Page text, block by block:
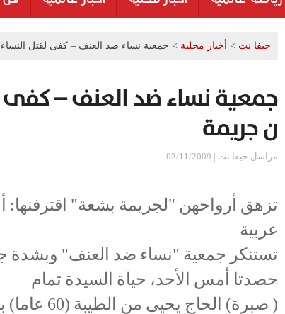
حيفا نت > أخبار محلية > جمعية نساء ضد العنف – كفى لقتل
جمعية نساء ضد العنف –
ن جريمة
مراسل حيفا نت | 02/11/2009
تزهق أرواحهن "لجريمة بشعة" اقترفنها:
عربية
تستنكر جمعية "نساء ضد العنف" وبشدة
حصدتا أمس الأحد، حياة السيدة تمام
( صبرة)